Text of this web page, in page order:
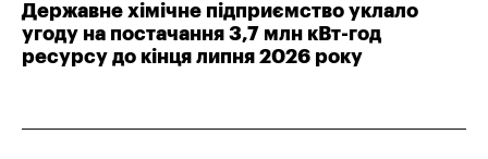
Державне хімічне підприємство уклало
угоду на постачання 3,7 млн кВт-год
ресурсу до кінця липня 2026 року